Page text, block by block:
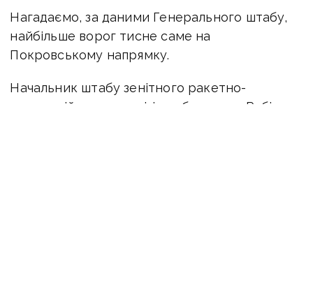
Нагадаємо,за даними Генерального штабу,
найбільше ворог тисне саме на
Покровському напрямку.
Начальник штабу зенітного ракетно-
артилерійського дивізіону бригади «Рубіж»